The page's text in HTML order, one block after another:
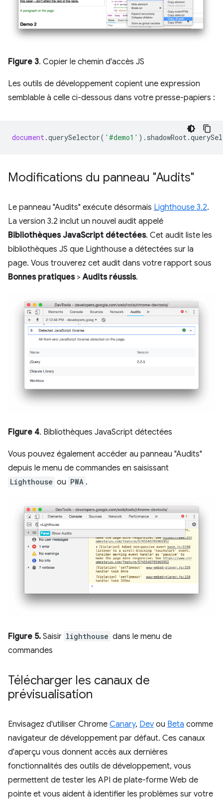
Figure 3. Copier le chemin d'accès JS
Les outils de développement copient une expression
semblable à celle ci-dessous dans votre presse-papiers :
document.querySelector( '#demo1' ). shadowRoot.
Modifications du panneau "Audits"
Le panneau "Audits" exécute désormais Lighthouse 3.2.
La version 3.2 inclut un nouvel audit appelé
Bibliothèques JavaScript détectées. Cet audit liste les
bibliothèques JS que Lighthouse a détectées sur la
page. Vous trouverez cet audit dans votre rapport sous
Bonnes pratiques>Audits réussis.
Figure 4. Bibliothèques JavaScript détectées
Vous pouvez également accéder au panneau "Audits"
depuis le menu de commandes en saisissant
Lighthouse ou PWA .
Figure 5. Saisir lighthouse dans le menu de
commandes
Télécharger les canaux de
prévisualisation
Envisagez d'utiliser Chrome Canary, Dev ou Beta comme
navigateur de développement par défaut. Ces canaux
d'aperçu vous donnent accès aux dernières
fonctionnalités des outils de développement, vous
permettent de tester les API de plate-forme Web de
pointe et vous aident à identifier les problèmes sur votre